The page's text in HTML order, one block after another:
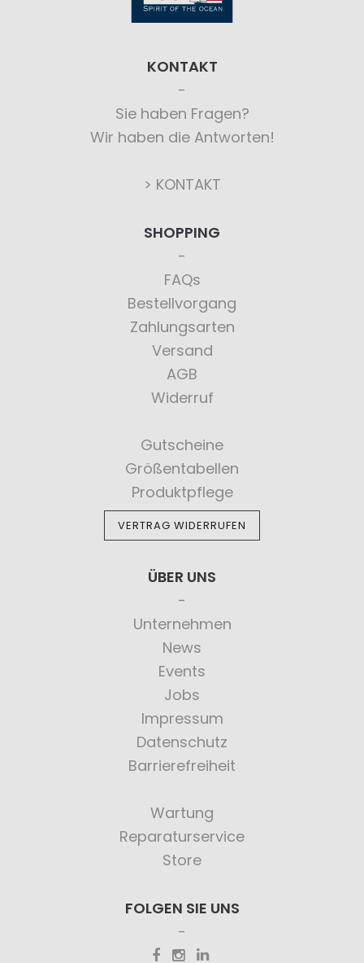
KONTAKT
Sie haben Fragen?
Wir haben die Antworten!
> KONTAKT
SHOPPING
FAQs
Bestellvorgang
Zahlungsarten
Versand
AGB
Widerruf
Gutscheine
Größentabellen
Produktpflege
VERTRAG WIDERRUFEN
ÜBER UNS
Unternehmen
News
Events
Jobs
Impressum
Datenschutz
Barrierefreiheit
Wartung
Reparaturservice
Store
FOLGEN SIE UNS